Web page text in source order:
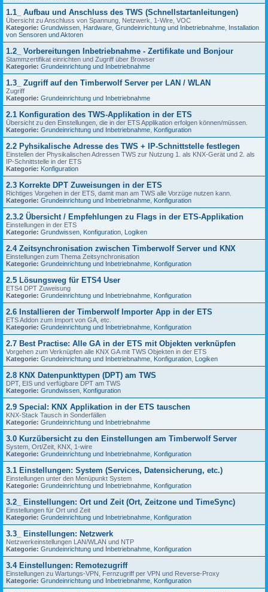
1.1_ Aufbau und Anschluss des TWS (Schnellstartanleitungen)
Übersicht zu Anschluss von Spannung, Netzwerk, 1-Wire, VOC
Kategorie: Grundwissen Hardware Grundeinrichtung und Inbetriebnahme Installation
von Sensoren und Aktoren
1.2_ Vorbereitungen Inbetriebnahme - Zertifikate und Bonjour
Stammzertifikat einrichten und Zugriff über Browser
Kategorie: Grundeinrichtung und Inbetriebnahme
1.3_ Zugriff auf den Timberwolf Server per LAN / WLAN
Zugriff
Kategorie: Grundeinrichtung und Inbetriebnahme
2.1 Konfiguration des TWS-Applikation in der ETS
Übersicht zu den Einstellungen, die in der ETS Applikation erfolgen können/müssen.
Kategorie: Grundeinrichtung und Inbetriebnahme Konfiguration
2.2 Pyhsikalische Adresse des TWS + IP-Schnittstelle festlegen
Einstellen der Physikalischen Adressen TWS zur Nutzung 1. als KNX-Gerät und 2. als
IP-Schnittstelle in der ETS
Kategorie: Konfiguration
2.3 Korrekte DPT Zuweisungen in der ETS
Richtiges Vorgehen in der ETS, damit man am TWS alle Vorzüge nutzen kann.
Kategorie: Grundeinrichtung und Inbetriebnahme Konfiguration
2.3.2 Übersicht / Empfehlungen zu Flags in der ETS-Applikation
Einstellungen in der ETS
Kategorie: Grundwissen Konfiguration Logiken
2.4 Zeitsynchronisation zwischen Timberwolf Server und KNX
Einstellungen zum Thema Zeitsynchronisation
Kategorie: Grundeinrichtung und Inbetriebnahme Konfiguration
2.5 Lösungsweg für ETS4 User
ETS4 DPT Zuweisung
Kategorie: Grundeinrichtung und Inbetriebnahme Konfiguration
2.6 Installieren der Timberwolf Importer App in der ETS
ETS Addon zum Import von GA, etc.
Kategorie: Grundeinrichtung und Inbetriebnahme Konfiguration
2.7 Best Practise: Alle GA in der ETS mit Objekten verknüpfen
Vorgehen zum Verknüpfen alle KNX GA mit TWS Objekten in der ETS
Kategorie: Grundeinrichtung und Inbetriebnahme Konfiguration Logiken
2.8 KNX Datenpunkttypen (DPT) am TWS
DPT, EIS und verfügbare DPT am TWS
Kategorie: Grundwissen Konfiguration
2.9 Special: KNX Applikation in der ETS tauschen
KNX-Stack Tausch in Sonderfällen
Kategorie: Grundeinrichtung und Inbetriebnahme
3.0 Kurzübersicht zu den Einstellungen am Timberwolf Server
System, Ort/Zeit, KNX, 1-wire
Kategorie: Grundeinrichtung und Inbetriebnahme Konfiguration
3.1 Einstellungen: System (Services, Datensicherung, etc.)
Einstellungen unter den Menüpunkt System
Kategorie: Grundeinrichtung und Inbetriebnahme Konfiguration
3.2_ Einstellungen: Ort und Zeit (Ort, Zeitzone und TimeSync)
Einstellungen für Ort und Zeit
Kategorie: Grundeinrichtung und Inbetriebnahme Konfiguration
3.3_ Einstellungen: Netzwerk
Netzwerkeinstellungen LAN/WLAN und NTP
Kategorie: Grundeinrichtung und Inbetriebnahme Konfiguration
3.4 Einstellungen: Remotezugriff
Einstellungen zu Wartungs-VPN, Fernzugriff per VPN und Reverse-Proxy
Kategorie: Grundeinrichtung und Inbetriebnahme Konfiguration